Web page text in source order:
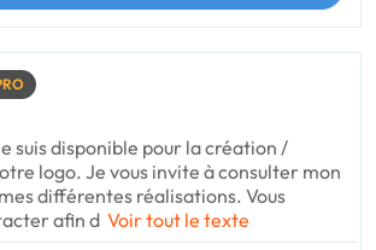
suis disponible pour la création /
logo. Je vous invite à consulter mon
différentes réalisations. Vous
afin d Voir tout le texte